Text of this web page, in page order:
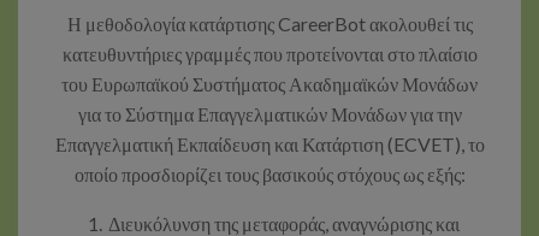
Η μεθοδολογία κατάρτισης CareerBot ακολουθεί τις
κατευθυντήριες γραμμές που προτείνονται στο πλαίσιο
του Ευρωπαϊκού Συστήματος Ακαδημαϊκών Μονάδων
για το Σύστημα Επαγγελματικών Μονάδων για την
Επαγγελματική Εκπαίδευση και Κατάρτιση (ECVET), το
οποίο προσδιορίζει τους βασικούς στόχους ως εξής:
Διευκόλυνση της μεταφοράς, αναγνώρισης και